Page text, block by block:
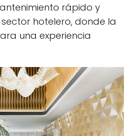
rápido y
hotelero, donde la
una experiencia